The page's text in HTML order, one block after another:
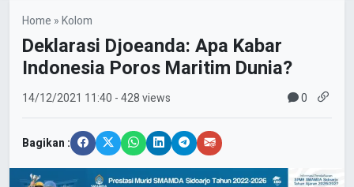
Home »Kolom
Deklarasi Djoeanda: Apa Kabar
Indonesia Poros Maritim Dunia?
14/12/2021 11:40 - 428 views 0
Bagikan :